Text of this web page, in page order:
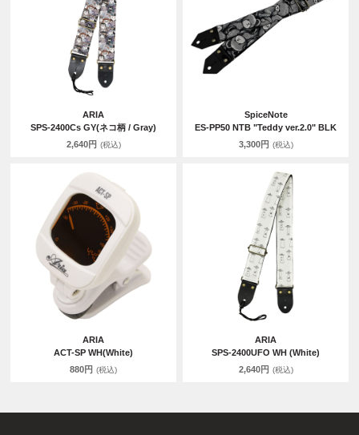
ARIA
SPS-2400Cs GY(ネコ柄 / Gray)
2,640円 (税込)
SpiceNote
ES-PP50 NTB "Teddy ver.2.0" BLK
3,300円 (税込)
ARIA
ACT-SP WH(White)
880円 (税込)
ARIA
SPS-2400UFO WH (White)
2,640円 (税込)